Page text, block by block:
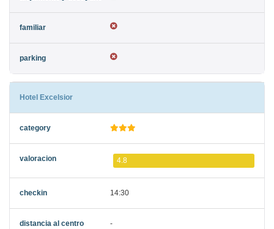
Hotel Excelsior
4.8
14:30
-